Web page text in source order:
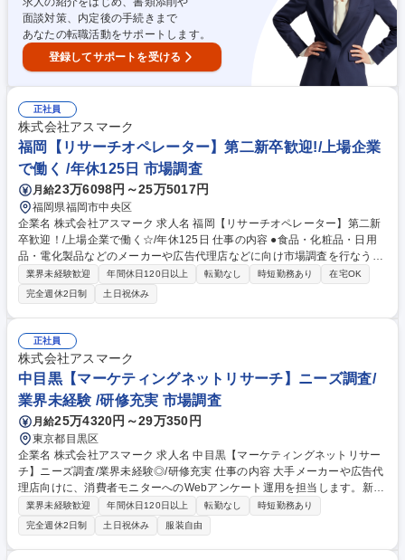
ク】人気商品のニーズ調査/業界未経験◎/研修充実
面談対策、内定後の手続きまで
あなたの転職活動をサポートします。
登録してサポートを受ける
正社員
株式会社アスマーク
福岡【リサーチオペレーター】第二新卒歓迎!/上場企業
で働く /年休125日 市場調査
月給23万6098円～25万5017円
福岡県福岡市中央区
企業名 株式会社アスマーク 求人名 福岡【リサーチオペレーター】第二新
卒歓迎！/上場企業で働く☆/年休125日 仕事の内容 ●食品・化粧品・日用
品・電化製品などのメーカーや広告代理店などに向け市場調査を行なう当
社にて、円滑に調査を進めるための対象者の抽出や当日までの進捗管理な
どをお任せします。上場企業で安定して働く！ 【仕事の流れ】■調査内
容・対象者・スケジュールがまとめられた仕様書を確認■事前にアンケー
トをご回答いただいたモニターの中からより細かく対象者を抽出。クライ
アントへ報告■対象者に専任のスタッフが電話でアンケート回答の内容に
誤りがないか確認■再度、クライアントに対象者やモニター調査日程など
を確認・調整■対象者へ調査日程を広報。出欠確認などの確認対応 募集職
種 福岡【リサーチオペレーター】第二新卒歓迎！/上場企業で働く☆/年休
125日
業界未経験歓迎 年間休日120日以上 転勤なし 時短勤務あり
在宅OK
完全週休2日制
土日祝休み
正社員
株式会社アスマーク
中目黒【マーケティングネットリサーチ】ニーズ調査/
業界未経験 /研修充実 市場調査
月給25万4320円～29万350円
東京都目黒区
企業名 株式会社アスマーク 求人名 中目黒【マーケティングネットリサー
チ】ニーズ調査/業界未経験◎/研修充実 仕事の内容 大手メーカーや広告代
理店向けに、消費者モニターへのWebアンケート運用を担当します。新商
品やプロモーション企画に向けた市場調査を支援し、ヒット商品誕生の陰
の立役者として活躍できる仕事です。 【具体的には】企業のニーズを元
に、モニターが回答しやすいアンケート文面の修正から配信、データ回
収・納品まで一連の業務を担当。5～15案件を並行して進め、クライアン
業界未経験歓迎 年間休日120日以上 転勤なし
時短勤務あり
完全週休2日制
土日祝休み 服装自由